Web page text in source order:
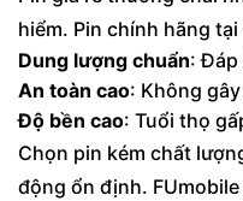
hiểm. Pin chính hãng tại
Dung lượng chuẩn: Đáp
An toàn cao: Không
Độ bền cao: Tuổi thọ
Chọn pin kém chất
động ổn định.